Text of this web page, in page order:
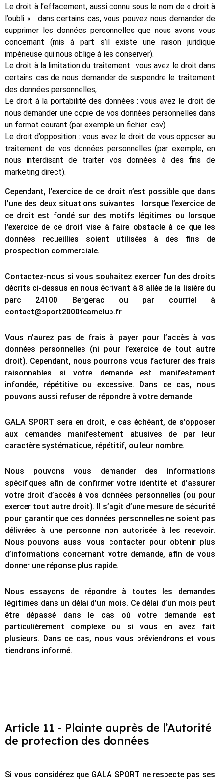
Le droit à l’effacement, aussi connu sous le nom de « droit à
l’oubli » : dans certains cas, vous pouvez nous demander de
supprimer les données personnelles que nous avons vous
concernant (mis à part s’il existe une raison juridique
impérieuse qui nous oblige à les conserver).
Le droit à la limitation du traitement : vous avez le droit dans
certains cas de nous demander de suspendre le traitement
des données personnelles,
Le droit à la portabilité des données : vous avez le droit de
nous demander une copie de vos données personnelles dans
un format courant (par exemple un fichier .csv).
Le droit d’opposition : vous avez le droit de vous opposer au
traitement de vos données personnelles (par exemple, en
nous interdisant de traiter vos données à des fins de
marketing direct).
Cependant, l’exercice de ce droit n’est possible que dans
l’une des deux situations suivantes : lorsque l’exercice de
ce droit est fondé sur des motifs légitimes ou lorsque
l’exercice de ce droit vise à faire obstacle à ce que les
données recueillies soient utilisées à des fins de
prospection commerciale.
Contactez-nous si vous souhaitez exercer l’un des droits
décrits ci-dessus en nous écrivant à 8 allée de la lisière du
parc 24100 Bergerac ou par courriel à
contact@sport2000teamclub.fr
Vous n’aurez pas de frais à payer pour l’accès à vos
données personnelles (ni pour l’exercice de tout autre
droit). Cependant, nous pourrons vous facturer des frais
raisonnables si votre demande est manifestement
infondée, répétitive ou excessive. Dans ce cas, nous
pouvons aussi refuser de répondre à votre demande.
GALA SPORT sera en droit, le cas échéant, de s’opposer
aux demandes manifestement abusives de par leur
caractère systématique, répétitif, ou leur nombre.
Nous pouvons vous demander des informations
spécifiques afin de confirmer votre identité et d’assurer
votre droit d’accès à vos données personnelles (ou pour
exercer tout autre droit). Il s’agit d’une mesure de sécurité
pour garantir que ces données personnelles ne soient pas
délivrées à une personne non autorisée à les recevoir.
Nous pouvons aussi vous contacter pour obtenir plus
d’informations concernant votre demande, afin de vous
donner une réponse plus rapide.
Nous essayons de répondre à toutes les demandes
légitimes dans un délai d’un mois. Ce délai d’un mois peut
être dépassé dans le cas où votre demande est
particulièrement complexe ou si vous en avez fait
plusieurs. Dans ce cas, nous vous préviendrons et vous
tiendrons informé.
Article 11 - Plainte auprès de l’Autorité
de protection des données
Si vous considérez que GALA SPORT ne respecte pas ses